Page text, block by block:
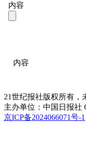
内容
内容
21世纪报社版权所有，
主办单位：中国日报社
京ICP备2024066071号-1